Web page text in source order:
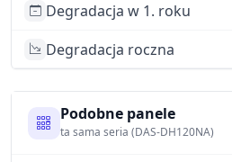
Degradacja w 1. roku
Degradacja roczna
Podobne panele
ta sama seria (DAS-DH120NA)